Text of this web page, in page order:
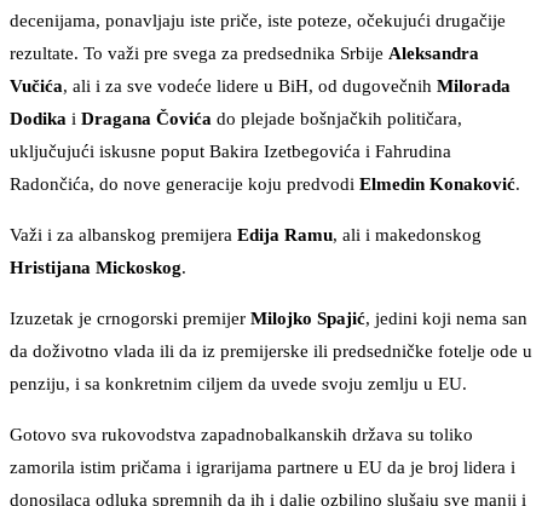
decenijama, ponavljaju iste priče, iste poteze, očekujući drugačije
rezultate. To važi pre svega za predsednika Srbije Aleksandra
Vučića, ali i za sve vodeće lidere u BiH, od dugovečnih Milorada
Dodika i Dragana Čovića do plejade bošnjačkih političara,
uključujući iskusne poput Bakira Izetbegovića i Fahrudina
Radončića, do nove generacije koju predvodi Elmedin Konaković.
Važi i za albanskog premijera Edija Ramu, ali i makedonskog
Hristijana Mickoskog.
Izuzetak je crnogorski premijer Milojko Spajić, jedini koji nema san
da doživotno vlada ili da iz premijerske ili predsedničke fotelje ode u
penziju, i sa konkretnim ciljem da uvede svoju zemlju u EU.
Gotovo sva rukovodstva zapadnobalkanskih država su toliko
zamorila istim pričama i igrarijama partnere u EU da je broj lidera i
donosilaca odluka spremnih da ih i dalje ozbiljno slušaju sve manji i